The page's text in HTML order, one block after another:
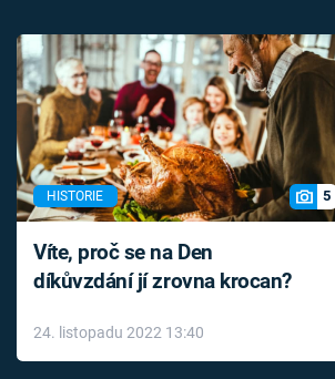
HISTORIE 5
Víte, proč se na Den
díkůvzdání jí zrovna krocan?
24. listopadu 2022 13:40